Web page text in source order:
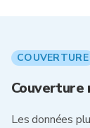
COUVERTURE
Couverture
Les données